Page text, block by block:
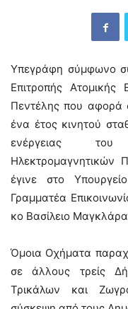
Υπεγράφη σύμφωνο
Επιτροπής
Πεντέλης που αφορά
ένα έτος κινητού
ενέργειας του
Ηλεκτρομαγνητικών
έγινε στο
Γραμματέα
κο Βασίλειο
Όμοια Οχήματα
σε άλλους τρείς
Τρικάλων και